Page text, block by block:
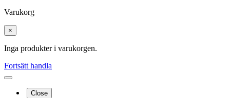
Varukorg
×
Inga produkter i varukorgen.
Fortsätt handla
Close